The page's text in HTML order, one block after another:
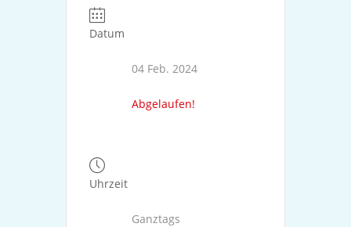
Datum
04 Feb. 2024
Abgelaufen!
Uhrzeit
Ganztags